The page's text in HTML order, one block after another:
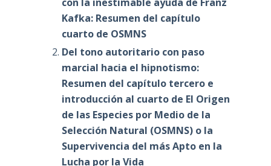
Kafka: Resumen del capítulo
cuarto de OSMNS
Del tono autoritario con paso
marcial hacia el hipnotismo:
Resumen del capítulo tercero e
introducción al cuarto de El Origen
de las Especies por Medio de la
Selección Natural (OSMNS) o la
Supervivencia del más Apto en la
Lucha por la Vida